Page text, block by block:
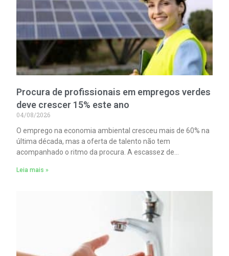
Procura de profissionais em empregos verdes
deve crescer 15% este ano
04/08/2026
O emprego na economia ambiental cresceu mais de 60% na
última década, mas a oferta de talento não tem
acompanhado o ritmo da procura. A escassez de
crescimento do setor.
Leia mais »